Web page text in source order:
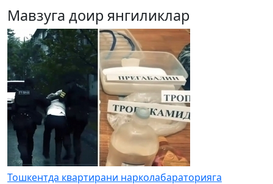
Мавзуга доир янгиликлар
Тошкентда квартирани нарколабараторияга